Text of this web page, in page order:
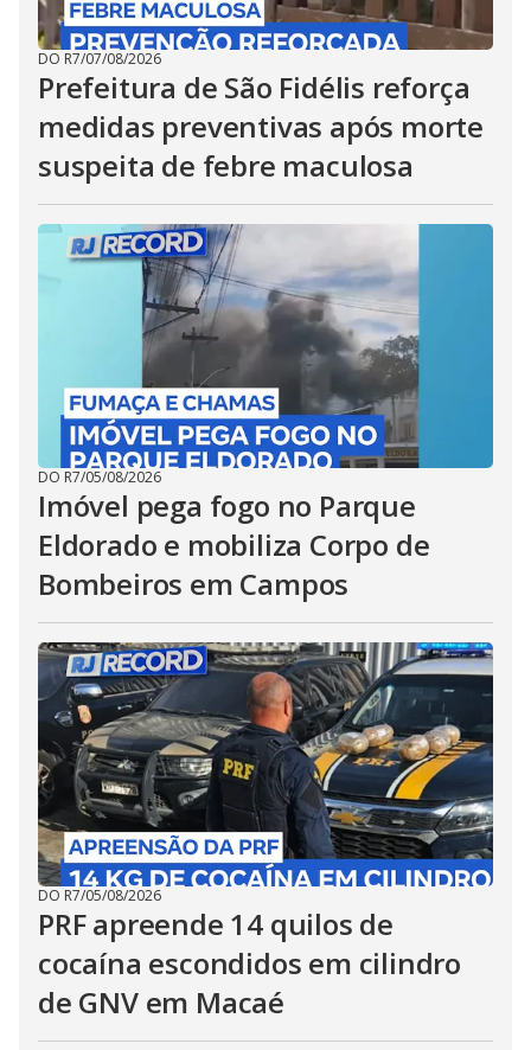
DO R7/07/08/2026
Prefeitura de São Fidélis reforça
medidas preventivas após morte
suspeita de febre maculosa
DO R7/05/08/2026
Imóvel pega fogo no Parque
Eldorado e mobiliza Corpo de
Bombeiros em Campos
DO R7/05/08/2026
PRF apreende 14 quilos de
cocaína escondidos em cilindro
de GNV em Macaé